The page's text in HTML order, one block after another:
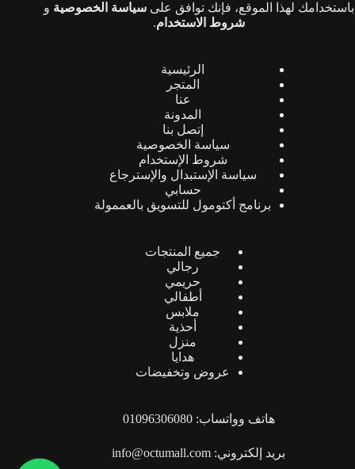
باستخدامك لهذا الموقع، فإنك توافق علىسياسة الخصوصية و
شروط الاستخدام.
الرئيسية
المتجر
عنا
المدونة
إتصل بنا
سياسة الخصوصية
شروط الإستخدام
سياسة الإستبدال والإسترجاع
حسابي
برنامج أكتومول للتسويق بالعممولة
جميع المنتجات
رجالي
حريمي
أطفالي
ملابس
أحذية
منزل
هدايا
عروض وتخفيضات
هاتف وواتساب: 01096306080
بريد إلكتروني: info@octumall.com